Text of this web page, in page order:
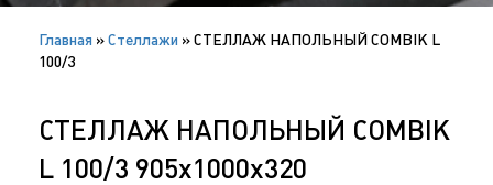
Главная »Cтеллажи »СТЕЛЛАЖ НАПОЛЬНЫЙ COMBIK L
100/3
СТЕЛЛАЖ НАПОЛЬНЫЙ COMBIK
L 100/3 905x1000x320